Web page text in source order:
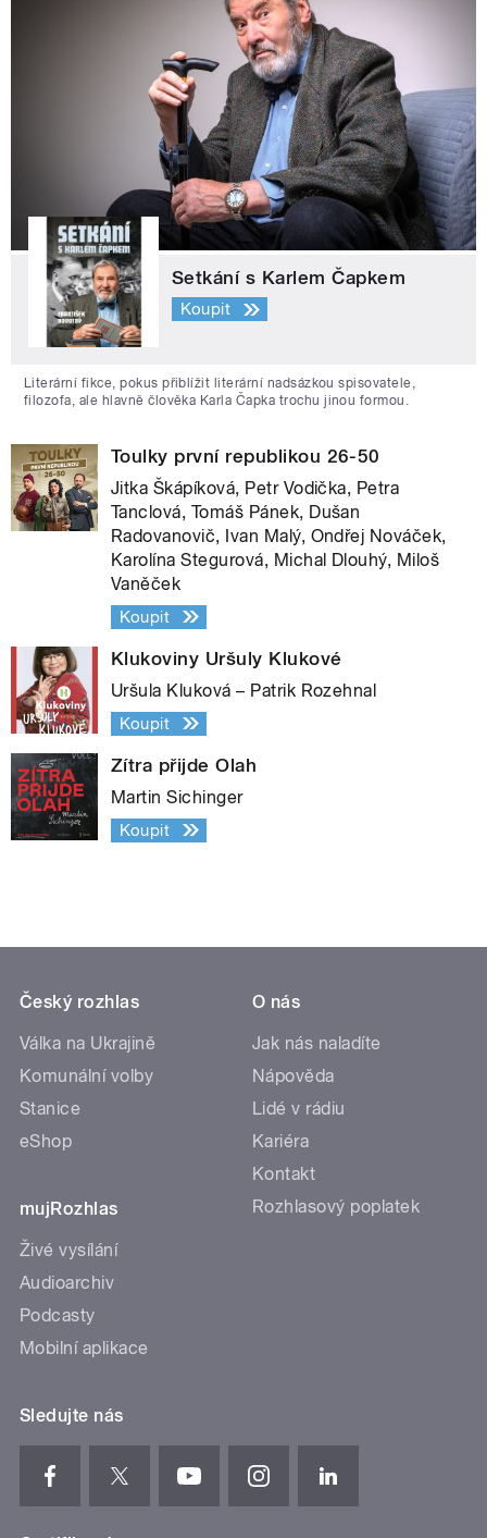
Setkání s Karlem Čapkem
Koupit
Literární fikce, pokus přiblížit literární nadsázkou spisovatele,
filozofa, ale hlavně člověka Karla Čapka trochu jinou formou.
Toulky první republikou 26-50
Jitka Škápíková, Petr Vodička, Petra
Tanclová, Tomáš Pánek, Dušan
Radovanovič, Ivan Malý, Ondřej Nováček,
Karolína Stegurová, Michal Dlouhý, Miloš
Vaněček
Koupit
Klukoviny Uršuly Klukové
Uršula Kluková – Patrik Rozehnal
Koupit
Zítra přijde Olah
Martin Sichinger
Koupit
Český rozhlas
Válka na Ukrajině
Komunální volby
Stanice
eShop
mujRozhlas
Živé vysílání
Audioarchiv
Podcasty
Mobilní aplikace
O nás
Jak nás naladíte
Nápověda
Lidé v rádiu
Kariéra
Kontakt
Rozhlasový poplatek
Sledujte nás